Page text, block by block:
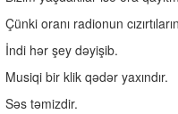
Çünki oranı radionun
İndi hər şey dəyişib.
Musiqi bir klik qədər yaxındır.
Səs təmizdir.